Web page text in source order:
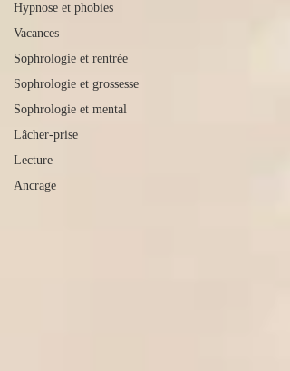
Hypnose et phobies
Vacances
Sophrologie et rentrée
Sophrologie et grossesse
Sophrologie et mental
Lâcher-prise
Lecture
Ancrage